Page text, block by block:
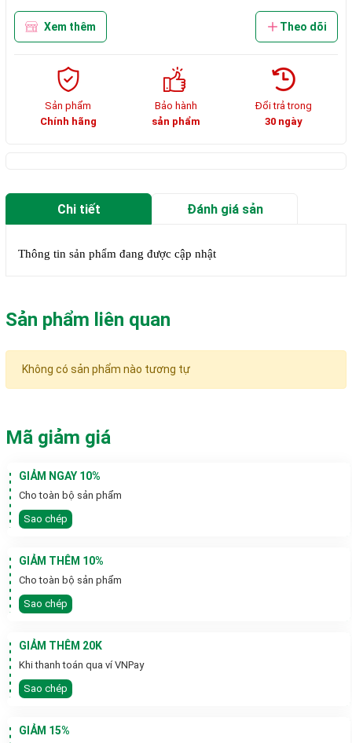
Xem thêm Theo dõi
Sản phẩm
Chính hãng
Bảo hành
sản phẩm
Đổi trả trong
30 ngày
Chi tiết Đánh giá sản
Thông tin sản phẩm đang được cập nhật
Sản phẩm liên quan
Không có sản phẩm nào tương tự
Mã giảm giá
GIẢM NGAY 10%
Cho toàn bộ sản phẩm
Sao chép
GIẢM THÊM 10%
Cho toàn bộ sản phẩm
Sao chép
GIẢM THÊM 20K
Khi thanh toán qua ví VNPay
Sao chép
GIẢM 15%